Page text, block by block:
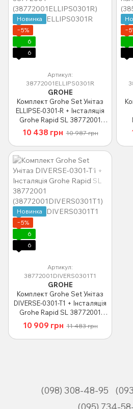
Новинка
−5%
6
6
Артикул:
38772001ELLIPS0301R
GROHE
Комплект Grohe Set Унітаз
ELLIPSE-0301-R + Інсталяція
Grohe Rapid SL 38772001
(38772001ELLIPS0301R)
10 438 грн 10 987 грн
Новинка
−5%
6
6
Артикул:
38772001DIVERS0301T1
GROHE
Комплект Grohe Set Унітаз
DIVERSE-0301-T1 + Інсталяція
Grohe Rapid SL 38772001
(38772001DIVERS0301T1)
10 909 грн 11 483 грн
(098) 308-48-95